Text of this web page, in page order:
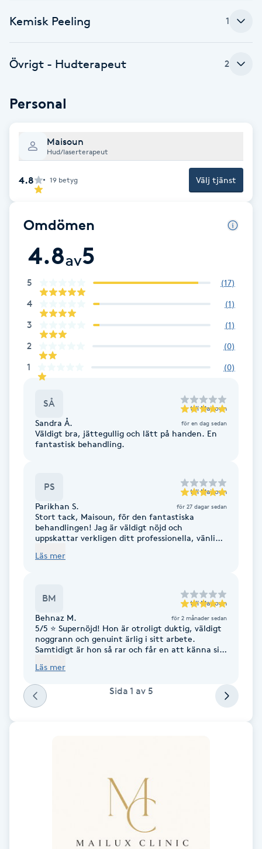
Gravidyoga
H
Healing
Herrklippning
Hollywood Peel
Hot Stone Massage
Hot yoga
Hudföryngring
Huduppstramning
Hyperhidros
Hypnos
Hårborttagning
Hårbottenbehandling
Hårvård
Hälsa
Kemisk Peeling 1
Övrigt - Hudterapeut 2
Personal
Maisoun
Hud/laserterapeut
4.8 19 betyg Välj tjänst
Omdömen
4.8av5
5 (17)
4 (1)
3 (1)
2 (0)
1 (0)
SÅ till Maisoun
Sandra Å. för en dag sedan
Väldigt bra, jättegullig och lätt på handen. En
fantastisk behandling.
PS till Maisoun
Parikhan S. för 27 dagar sedan
Stort tack, Maisoun, för den fantastiska
behandlingen! Jag är väldigt nöjd och
uppskattar verkligen ditt professionella, vänliga
tog så väl hand om mig! Paris!
Läs mer
BM till Maisoun
Behnaz M. för 2 månader sedan
5/5 ⭐️ Supernöjd! Hon är otroligt duktig, väldigt
noggrann och genuint ärlig i sitt arbete.
Samtidigt är hon så rar och får en att känna sig
förväntan och jag kan varmt rekommendera
Läs mer
Sida 1 av 5